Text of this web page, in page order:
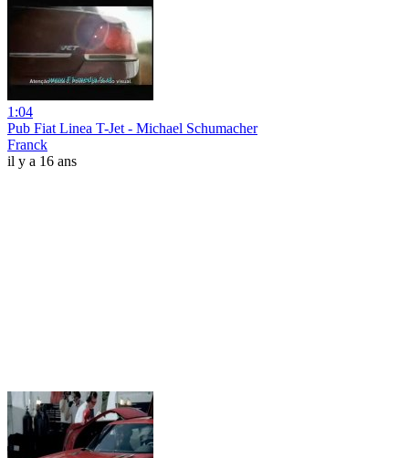
1:04
Pub Fiat Linea T-Jet - Michael Schumacher
Franck
il y a 16 ans